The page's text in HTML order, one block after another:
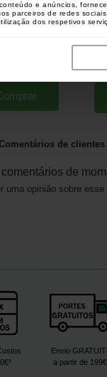
e anúncios,
parceiros de redes
dos respetivos
Extra
Comentários de clientes
de
uma opinião sobre esse
Envio
a partir de